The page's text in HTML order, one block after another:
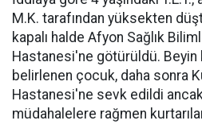
M.K. tarafından yüksekten
kapalı halde Afyon Sağlık
Hastanesi'ne götürüldü. Beyin
belirlenen çocuk, daha sonra
Hastanesi'ne sevk edildi
müdahalelere rağmen